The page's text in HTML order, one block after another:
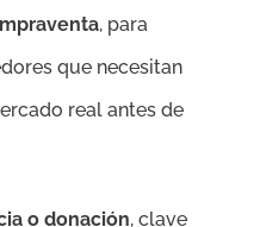
, para
que necesitan
real antes de
o donación, clave